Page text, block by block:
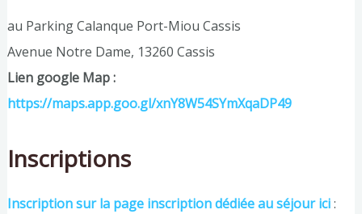
au Parking Calanque Port-Miou Cassis
Avenue Notre Dame, 13260 Cassis
Lien google Map :
https://maps.app.goo.gl/xnY8W54SYmXqaDP49
Inscriptions
Inscription sur la page inscription dédiée au séjour ici: